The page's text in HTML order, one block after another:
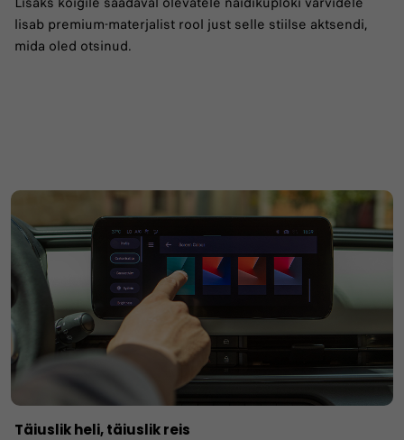
lisab premium-materjalist rool just selle stiilse aktsendi,
mida oled otsinud.
Täiuslik heli, täiuslik reis